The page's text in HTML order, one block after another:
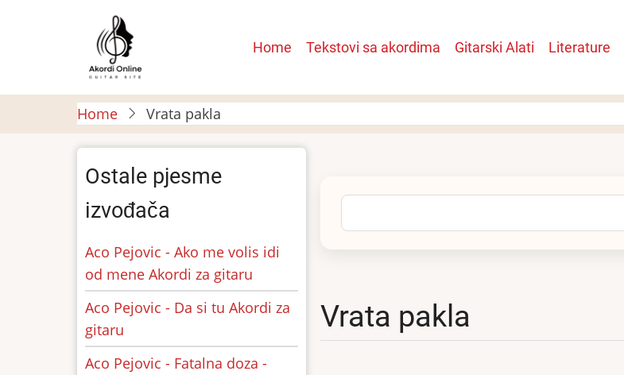
Main
Home Tekstovi sa akordima Gitarski Alati Literature
Home Vrata pakla
Vrata pakla
Ostale pjesme
izvođača
Aco Pejovic - Ako me volis idi
od mene Akordi za gitaru
Aco Pejovic - Da si tu Akordi za
gitaru
Aco Pejovic - Fatalna doza -